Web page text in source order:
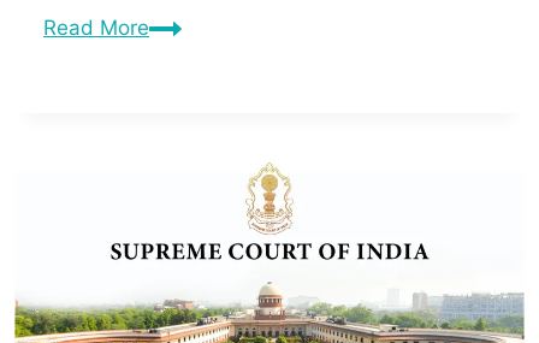
Read More